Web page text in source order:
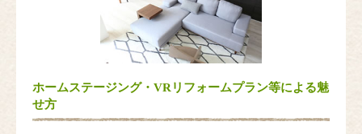
ホームステージング・VRリフォームプラン等による魅
せ方